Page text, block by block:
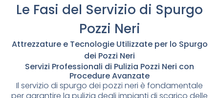
Le Fasi del Servizio di Spurgo
Pozzi Neri
Attrezzature e Tecnologie Utilizzate per lo Spurgo
dei Pozzi Neri
Servizi Professionali di Pulizia Pozzi Neri con
Procedure Avanzate
Il servizio di spurgo dei pozzi neri è fondamentale
per garantire la pulizia degli impianti di scarico delle